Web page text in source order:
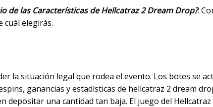
de las Características de Hellcatraz 2 Dream Drop?:
cuál elegirás.
la situación legal que rodea el evento. Los botes se
ganancias y estadísticas de hellcatraz 2 dream
depositar una cantidad tan baja. El juego del